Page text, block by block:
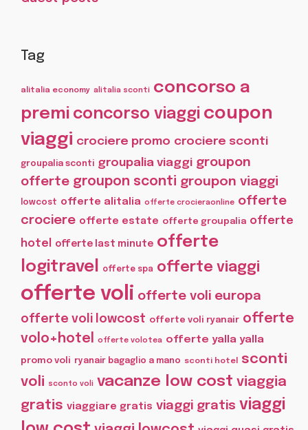
Tag
alitalia economy alitalia sconti concorso a
premi concorso viaggi coupon
viaggi crociere promo crociere sconti
groupalia sconti groupalia viaggi groupon
offerte groupon sconti groupon viaggi
lowcost offerte alitalia offerte crocieraonline offerte
crociere offerte estate offerte groupalia offerte
hotel
offerte last minute offerte
logitravel
offerte spa offerte viaggi
offerte voli offerte voli europa
offerte voli lowcost offerte voli ryanair offerte
volo+hotel
offerte volotea offerte yalla yalla
promo voli ryanair bagaglio a mano sconti hotel
sconti
voli
sconto voli vacanze low cost viaggia
gratis viaggiare gratis viaggi gratis viaggi